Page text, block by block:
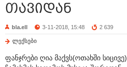
თავიდან
bla.ell 3-11-2018, 15:48 2 639
ლექსები
ფანჯრები ღია მაქვს(ოთახში სიცივე).